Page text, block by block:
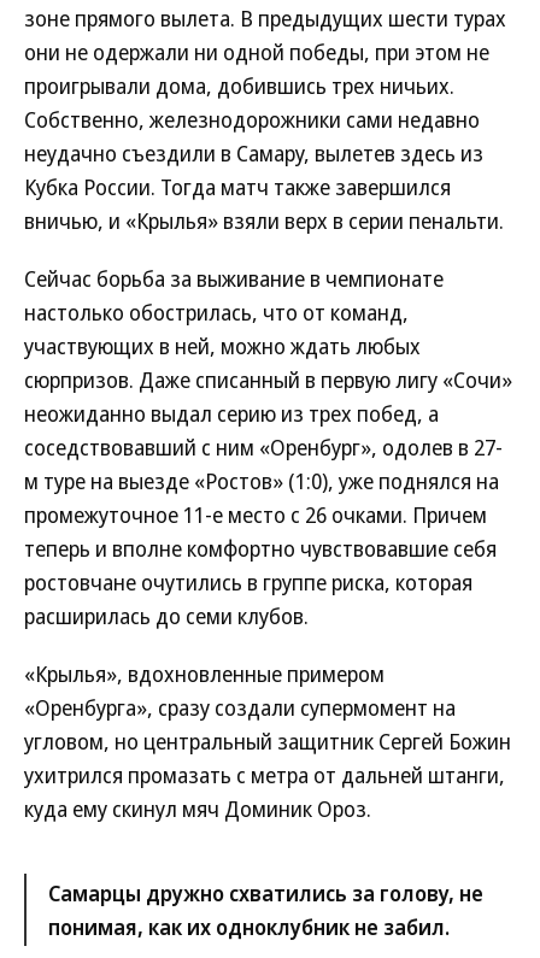
зоне прямого вылета. В предыдущих шести турах
они не одержали ни одной победы, при этом не
проигрывали дома, добившись трех ничьих.
Собственно, железнодорожники сами недавно
неудачно съездили в Самару, вылетев здесь из
Кубка России. Тогда матч также завершился
вничью, и «Крылья» взяли верх в серии пенальти.
Сейчас борьба за выживание в чемпионате
настолько обострилась, что от команд,
участвующих в ней, можно ждать любых
сюрпризов. Даже списанный в первую лигу «Сочи»
неожиданно выдал серию из трех побед, а
соседствовавший с ним «Оренбург», одолев в 27-
м туре на выезде «Ростов» (1:0), уже поднялся на
промежуточное 11-е место с 26 очками. Причем
теперь и вполне комфортно чувствовавшие себя
ростовчане очутились в группе риска, которая
расширилась до семи клубов.
«Крылья», вдохновленные примером
«Оренбурга», сразу создали супермомент на
угловом, но центральный защитник Сергей Божин
ухитрился промазать с метра от дальней штанги,
куда ему скинул мяч Доминик Ороз.
Самарцы дружно схватились за голову, не
понимая, как их одноклубник не забил.